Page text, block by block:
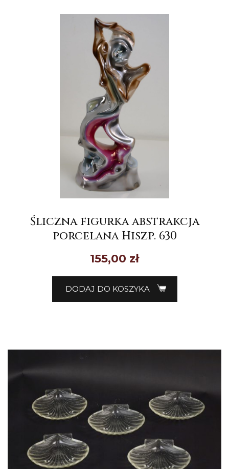
Śliczna figurka abstrakcja
porcelana Hiszp. 630
155,00 zł
DODAJ DO KOSZYKA